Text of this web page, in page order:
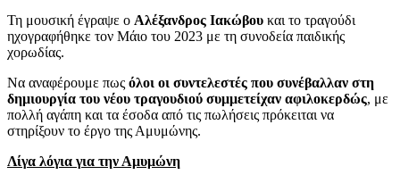
Τη μουσική έγραψε ο Αλέξανδρος Ιακώβου και το τραγούδι
ηχογραφήθηκε τον Μάιο του 2023 με τη συνοδεία παιδικής
χορωδίας.
Να αναφέρουμε πως όλοι οι συντελεστές που συνέβαλλαν στη
δημιουργία του νέου τραγουδιού συμμετείχαν αφιλοκερδώς, με
πολλή αγάπη και τα έσοδα από τις πωλήσεις πρόκειται να
στηρίξουν το έργο της Αμυμώνης.
Λίγα λόγια για την Αμυμώνη